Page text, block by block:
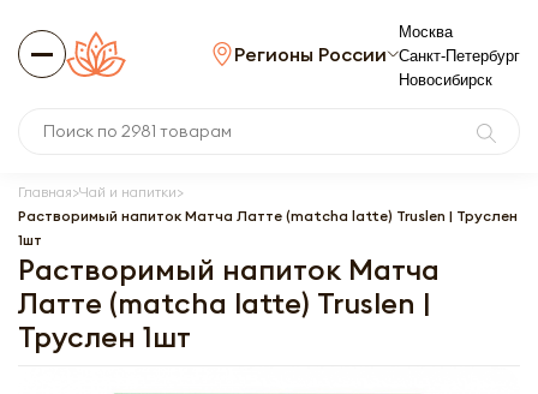
Регионы России
Москва
Санкт-Петербург
Новосибирск
Главная Чай и напитки
Растворимый напиток Матча Латте (matcha latte) Truslen | Труслен
1шт
Растворимый напиток Матча
Латте (matcha latte) Truslen |
Труслен 1шт